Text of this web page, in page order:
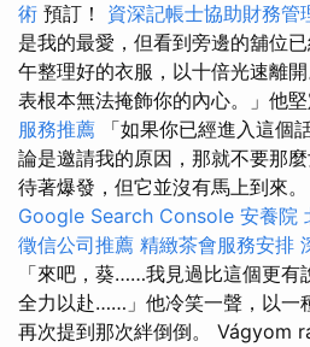
術 預訂！ 資深記帳士協助財務管
是我的最愛，但看到旁邊的舖位
午整理好的衣服，以十倍光速離
表根本無法掩飾你的內心。」他堅
服務推薦
「如果你已經進入這個
論是邀請我的原因，那就不要那
待著爆發，但它並沒有馬上到來。
Google Search Console 安養院
徵信公司推薦 精緻茶會服務安排
「來吧，葵……我見過比這個更有
全力以赴……」他冷笑一聲，以一
再次提到那次絆倒倒。 Vágyom